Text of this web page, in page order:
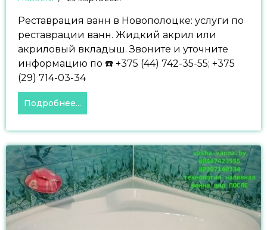
Реставрация ванн в Новополоцке: услуги по
реставрации ванн. Жидкий акрил или
акриловый вкладыш. Звоните и уточните
информацию по ☎️ +375 (44) 742-35-55; +375
(29) 714-03-34
Подробнее...